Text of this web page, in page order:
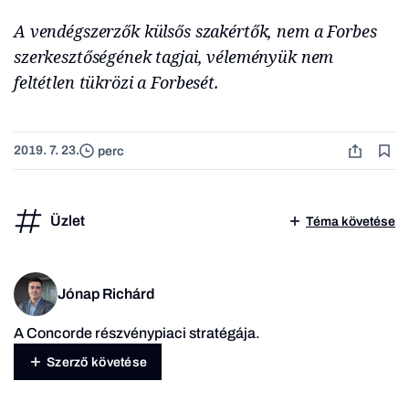
A vendégszerzők külsős szakértők, nem a Forbes
szerkesztőségének tagjai, véleményük nem
feltétlen tükrözi a Forbesét.
2019. 7. 23. perc
Üzlet Téma követése
Jónap Richárd
A Concorde részvénypiaci stratégája.
Szerző követése